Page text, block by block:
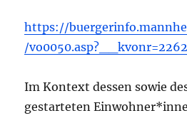
https://
/
Im Kontext dessen sowie
gestarteten